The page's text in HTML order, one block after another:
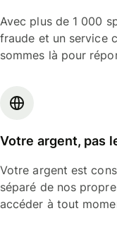
Avec plus de 1 000
fraude et un service
sommes là pour
Votre argent, pas
Votre argent est
séparé de nos
accéder à tout